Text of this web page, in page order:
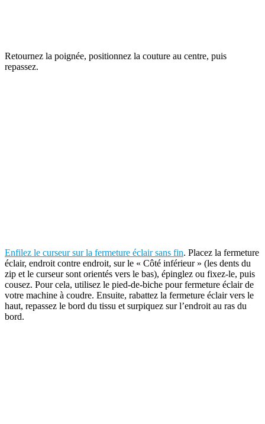
Retournez la poignée, positionnez la couture au centre, puis
repassez.
Enfilez le curseur sur la fermeture éclair sans fin. Placez la fermeture
éclair, endroit contre endroit, sur le « Côté inférieur » (les dents du
zip et le curseur sont orientés vers le bas), épinglez ou fixez-le, puis
cousez. Pour cela, utilisez le pied-de-biche pour fermeture éclair de
votre machine à coudre. Ensuite, rabattez la fermeture éclair vers le
haut, repassez le bord du tissu et surpiquez sur l’endroit au ras du
bord.